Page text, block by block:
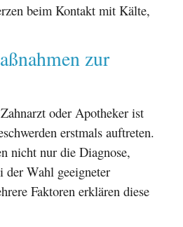
beim Kontakt mit Kälte,
zur
oder Apotheker ist
erstmals auftreten.
nicht nur die Diagnose,
der Wahl geeigneter
Faktoren erklären diese